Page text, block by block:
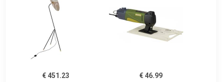
€ 451.23
€ 46.99